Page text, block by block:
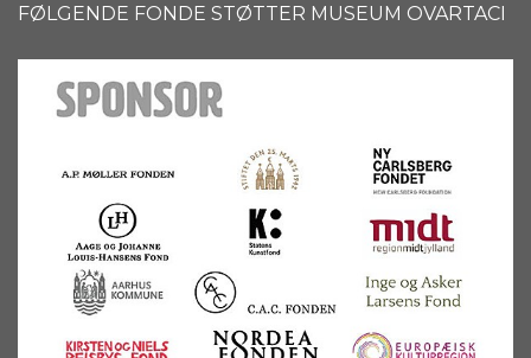
FØLGENDE FONDE STØTTER MUSEUM OVARTACI